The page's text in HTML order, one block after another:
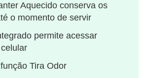
Aquecido conserva os
o momento de servir
permite acessar
Tira Odor